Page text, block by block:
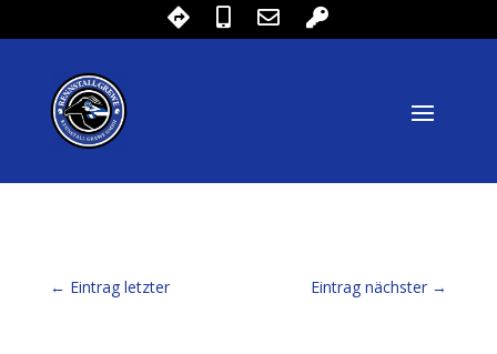
← Eintrag letzter Eintrag nächster →